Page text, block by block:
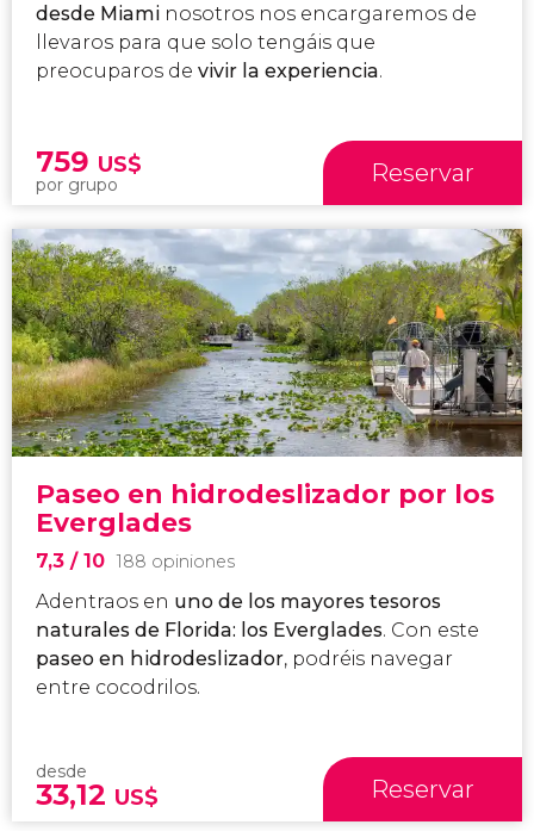
desde Miami nosotros nos encargaremos de
llevaros para que solo tengáis que
preocuparos de vivir la experiencia.
759 US$
por grupo Reservar
Paseo en hidrodeslizador por los
Everglades
7,3 / 10 188 opiniones
Adentraos en uno de los mayores tesoros
naturales de Florida: los Everglades. Con este
paseo en hidrodeslizador, podréis navegar
entre cocodrilos.
desde
33,12 US$ Reservar